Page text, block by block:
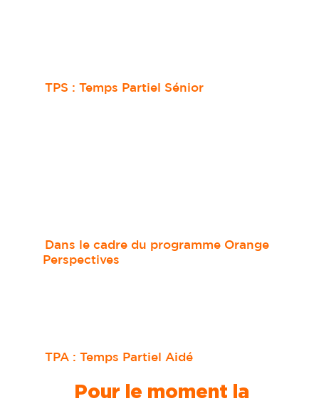
TPS : Temps Partiel Sénior
Dans le cadre du programme Orange
Perspectives
TPA : Temps Partiel Aidé
Pour le moment la